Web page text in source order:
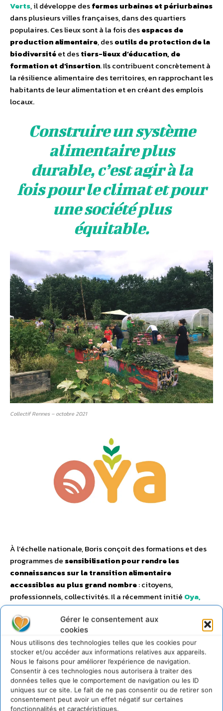
Gérer le consentement aux
cookies
Nous utilisons des technologies telles que les cookies pour
stocker et/ou accéder aux informations relatives aux appareils.
Nous le faisons pour améliorer l’expérience de navigation.
Consentir à ces technologies nous autorisera à traiter des
données telles que le comportement de navigation ou les ID
uniques sur ce site. Le fait de ne pas consentir ou de retirer son
consentement peut avoir un effet négatif sur certaines
fonctionnalités et caractéristiques.
Verts, il développe desfermes urbaines et périurbaines
dans plusieurs villes françaises, dans des quartiers
populaires. Ces lieux sont à la fois desespaces de
production alimentaire, desoutils de protection de la
biodiversitéet destiers-lieux d’éducation, de
formation et d’insertion. Ils contribuent concrètement à
la résilience alimentaire des territoires, en rapprochant les
habitants de leur alimentation et en créant des emplois
locaux.
Construire un système
alimentaire plus
durable, c’est agir à la
fois pour le climat et pour
une société plus
équitable.
Collectif Rennes – octobre 2021
À l’échelle nationale, Boris conçoit des formations et des
programmes de sensibilisation pour rendre les
connaissances sur la transition alimentaire
accessibles au plus grand nombre: citoyens,
professionnels, collectivités. Il a récemment initié Oya,
une entreprise de formation et d’accompagnement
dédiée aux métiers de la transition alimentaire
l’agriculture à la restauration – afin de répondre aux
besoins de compétences et de souveraineté alimentaire.
Il intervient également dans plusieurs écoles et lieux de
débat public sur les questions de résilience alimentaire
desouveraineté, d’agriculture urbaineet detransition
des systèmes alimentaires.